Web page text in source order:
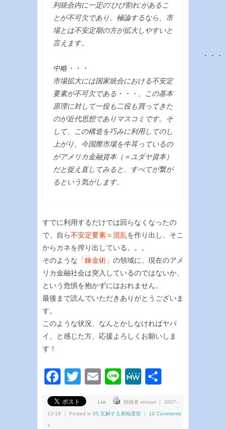
列統合内に一定の‘ひび割れ’があるこ
とが不可欠であり、極論するなら、市
場とは不安定期の方が拡大しやすいと
言えます。
・・・
中略・・・
市場拡大には国家統合における不安定
要素が不可欠である・・・、この基本
原理に対して一役も二役も買ってきた
のが近代思想でありマスコミです。そ
して、この構造を巧みに利用してのし
上がり、今国際市場を牛耳っているの
がアメリカ金融資本（＝ユダヤ資本）
だと捉え直してみると、すべてが繋が
るという気がします。
すでに利用するだけでは回らなくなったの
で、自ら不安定要素＝混乱を作り出し、そこ
からカネを搾り出している。。。
そのような 「錬金術」 の領域に、現在のアメ
リカ金融社会は突入しているのではないか、
という危惧を抱かずにはおれません。
最後まで読んでいただきありがとうございま
す。
このような状況、なんとかしなければヤバ
イ、と感じた方、応援よろしくお願いしま
す！
Facebook
Twitter
EmailLineMeWe
List 投稿者 ohmori ｜ 2007-
12-16 ｜ Posted in 05.瓦解する基軸通貨 10 Comments
»